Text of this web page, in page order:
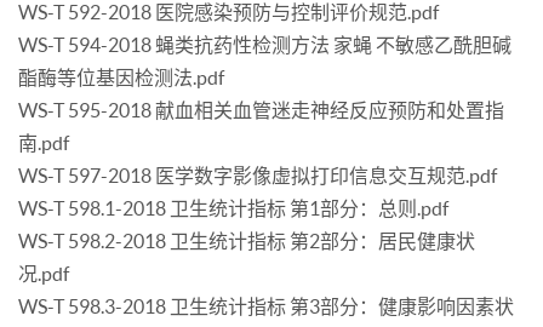
WS-T 592-2018 医院感染预防与控制评价规范.pdf
WS-T 594-2018 蝇类抗药性检测方法 家蝇 不敏感乙酰胆碱
酯酶等位基因检测法.pdf
WS-T 595-2018 献血相关血管迷走神经反应预防和处置指
南.pdf
WS-T 597-2018 医学数字影像虚拟打印信息交互规范.pdf
WS-T 598.1-2018 卫生统计指标 第1部分：总则.pdf
WS-T 598.2-2018 卫生统计指标 第2部分：居民健康状
况.pdf
WS-T 598.3-2018 卫生统计指标 第3部分：健康影响因素状